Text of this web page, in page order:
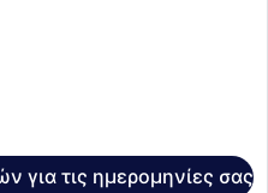
για τις ημερομηνίες σας